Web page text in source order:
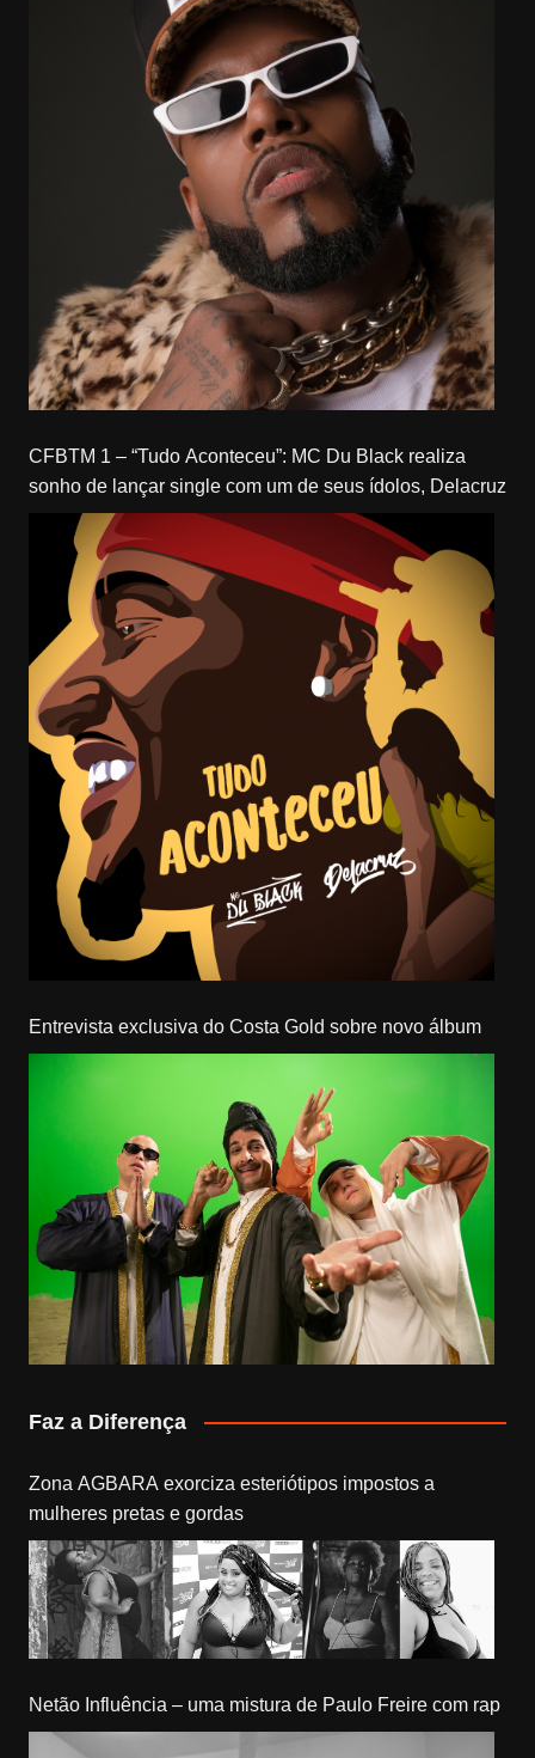
CFBTM 1 – “Tudo Aconteceu”: MC Du Black realiza
sonho de lançar single com um de seus ídolos, Delacruz
Entrevista exclusiva do Costa Gold sobre novo álbum
Faz a Diferença
Zona AGBARA exorciza esteriótipos impostos a
mulheres pretas e gordas
Netão Influência – uma mistura de Paulo Freire com rap